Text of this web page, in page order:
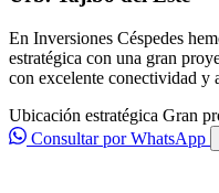
En Inversiones Céspedes
estratégica con una gran
con excelente conectividad y
Ubicación estratégica Gran
Consultar por WhatsApp